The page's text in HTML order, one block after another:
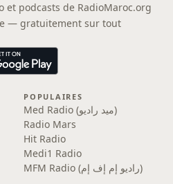
et podcasts de RadioMaroc.org
— gratuitement sur tout
POPULAIRES
Med Radio (ميد راديو)
Radio Mars
Hit Radio
Medi1 Radio
MFM Radio (راديو إم إف إم)